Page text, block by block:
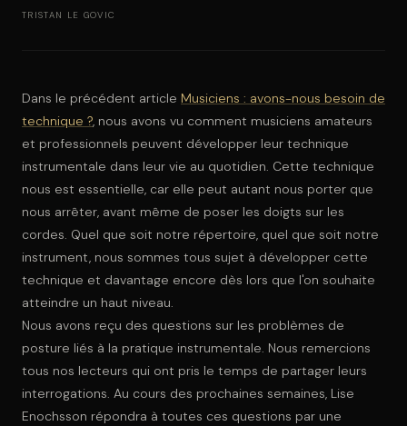
TRISTAN LE GOVIC
Dans le précédent article Musiciens : avons-nous besoin de
technique ?, nous avons vu comment musiciens amateurs
et professionnels peuvent développer leur technique
instrumentale dans leur vie au quotidien. Cette technique
nous est essentielle, car elle peut autant nous porter que
nous arrêter, avant même de poser les doigts sur les
cordes. Quel que soit notre répertoire, quel que soit notre
instrument, nous sommes tous sujet à développer cette
technique et davantage encore dès lors que l'on souhaite
atteindre un haut niveau.
Nous avons reçu des questions sur les problèmes de
posture liés à la pratique instrumentale. Nous remercions
tous nos lecteurs qui ont pris le temps de partager leurs
interrogations. Au cours des prochaines semaines, Lise
Enochsson répondra à toutes ces questions par une